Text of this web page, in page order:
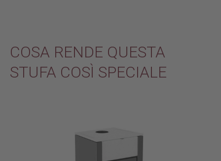
COSA RENDE QUESTA
STUFA COSÌ SPECIALE